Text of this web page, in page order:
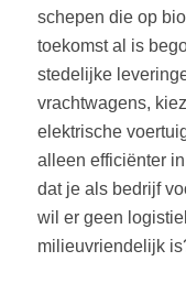
schepen die op
toekomst al is
stedelijke
vrachtwagens,
elektrische
alleen efficiënter
dat je als bedrijf
wil er geen
milieuvriendelijk